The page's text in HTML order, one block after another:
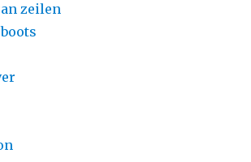
zeilen